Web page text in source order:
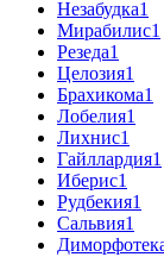
Незабудка1
Мирабилис1
Резеда1
Целозия1
Брахикома1
Лобелия1
Лихнис1
Гайллардия1
Иберис1
Рудбекия1
Сальвия1